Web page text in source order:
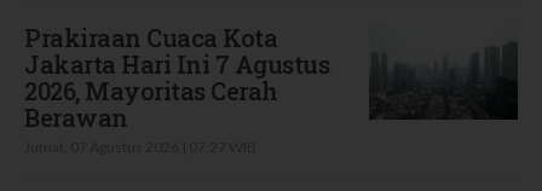
Prakiraan Cuaca Kota
Jakarta Hari Ini 7 Agustus
2026, Mayoritas Cerah
Berawan